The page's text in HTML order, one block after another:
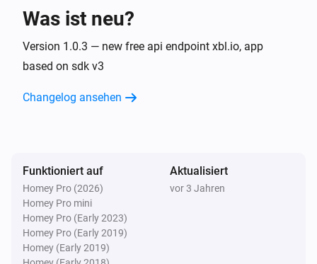
XBOX Friend
Ein- oder ausschalten
Was ist neu?
Version 1.0.3 — new free api endpoint xbl.io, app
based on sdk v3
Changelog ansehen
Funktioniert auf
Homey Pro (2026)
Homey Pro mini
Homey Pro (Early 2023)
Homey Pro (Early 2019)
Homey (Early 2019)
Aktualisiert
vor 3 Jahren